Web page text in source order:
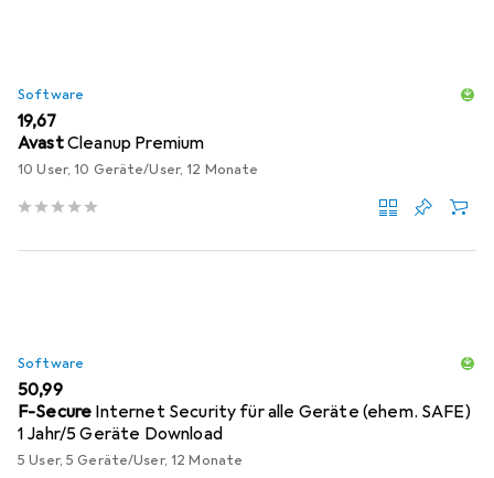
Software
EUR
19,67
AvastCleanup Premium
10 User, 10 Geräte/User, 12 Monate
Software
EUR
50,99
F-Secure Internet Security für alle Geräte (ehem. SAFE)
1 Jahr/5 Geräte Download
5 User, 5 Geräte/User, 12 Monate